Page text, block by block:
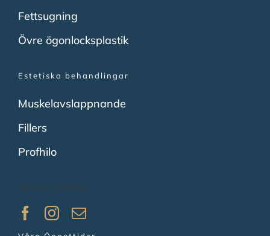
Fettsugning
Övre ögonlocksplastik
Estetiska behandlingar
Muskelavslappnande
Fillers
Profhilo
Sociala medier